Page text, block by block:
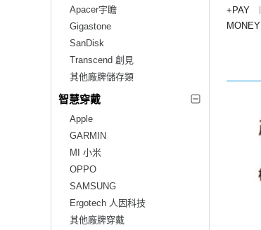
Apacer宇瞻
Gigastone
SanDisk
Transcend 創見
其他廠牌儲存類
智慧穿戴
Apple
GARMIN
MI 小米
OPPO
SAMSUNG
Ergotech 人因科技
其他廠牌穿戴
+PAY
︱
MONEY